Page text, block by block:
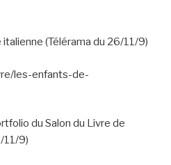
(Télérama du 26/11/9)
les-enfants-de-
du Salon du Livre de
11/9)